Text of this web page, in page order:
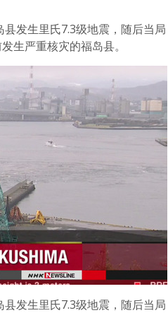
发生里氏7.3级地震，随后当局
生严重核灾的福岛县。
发生里氏7.3级地震，随后当局